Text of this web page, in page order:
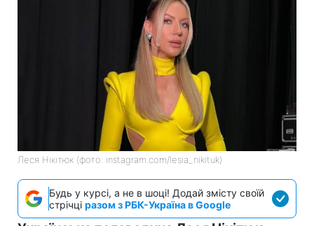
Леся Нікітюк (фото: instagram.com/lesia_nikituk)
Будь у курсі, а не в шоці! Додай змісту своїй
стрічці разом з РБК-Україна в Google